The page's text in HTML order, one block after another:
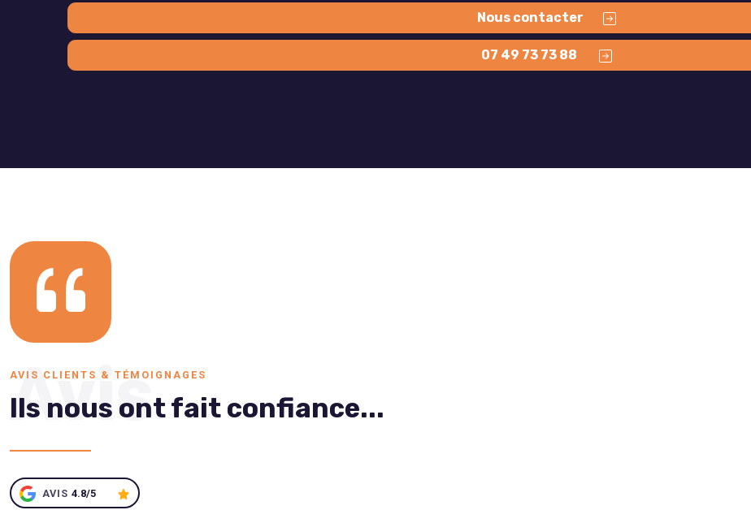
Nous contacter
07 49 73 73 88
Avis
AVIS CLIENTS & TÉMOIGNAGES
Ils nous ont fait confiance...
AVIS 4.8/5